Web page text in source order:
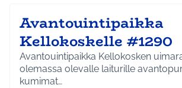
Avantouintipaikka
Kellokoskelle #1290
Avantouintipaikka Kellokosken
olemassa olevalle laiturille
kumimat…